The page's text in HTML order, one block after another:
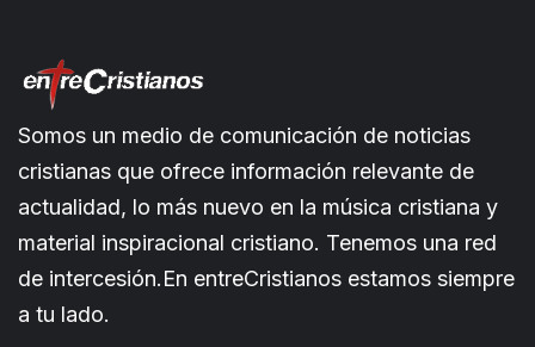
Somos un medio de comunicación de noticias
cristianas que ofrece información relevante de
actualidad, lo más nuevo en la música cristiana y
material inspiracional cristiano. Tenemos una red
de intercesión.En entreCristianos estamos siempre
a tu lado.